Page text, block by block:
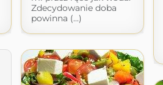
Zdecydowanie doba
powinna (...)